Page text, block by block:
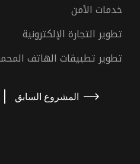
خدمات الأمن
تطوير التجارة الإلكترونية
تطوير تطبيقات الهاتف
المشروع السابق